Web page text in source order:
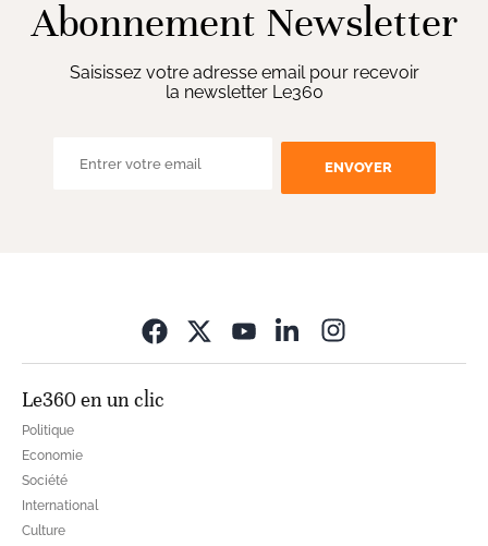
Abonnement Newsletter
Saisissez votre adresse email pour recevoir
la newsletter Le360
ENVOYER
Le360 en un clic
Politique
Economie
Société
International
Culture